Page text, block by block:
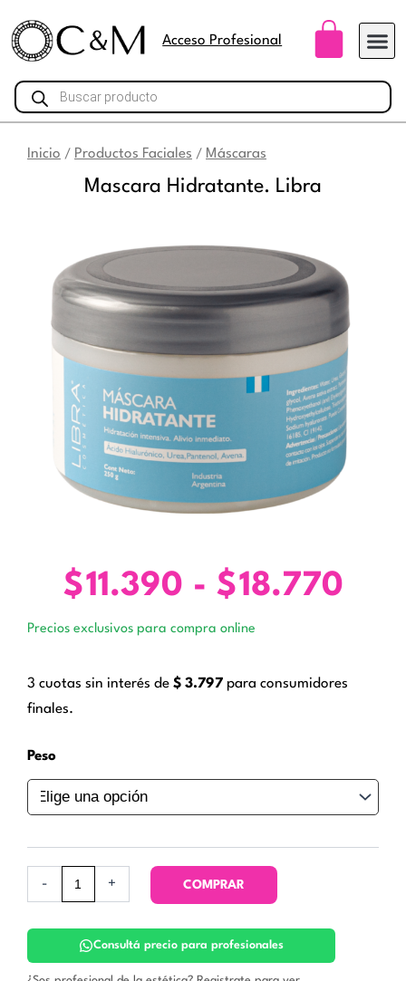
contenido
Acceso Profesional
Búsqueda
de
productos
Inicio / Productos Faciales / Máscaras
Mascara Hidratante. Libra
$11.390 - $18.770
Precios exclusivos para compra online
3 cuotas sin interés de $ 3.797 para consumidores
finales.
Peso
-
Mascara
Libra
cantidad
+ COMPRAR
Consultá precio para profesionales